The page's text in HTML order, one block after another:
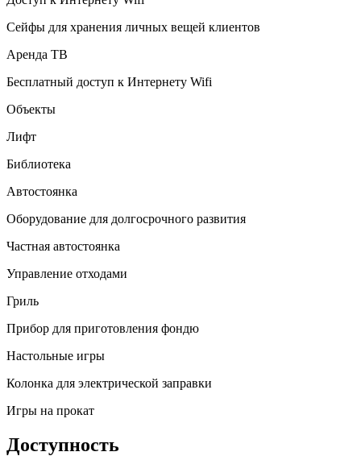
Сейфы для хранения личных вещей клиентов
Аренда ТВ
Бесплатный доступ к Интернету Wifi
Объекты
Лифт
Библиотека
Автостоянка
Оборудование для долгосрочного развития
Частная автостоянка
Управление отходами
Гриль
Прибор для приготовления фондю
Настольные игры
Колонка для электрической заправки
Игры на прокат
Доступность